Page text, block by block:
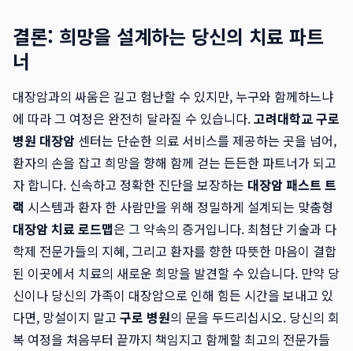
결론: 희망을 설계하는 당신의 치료 파트
너
대장암과의 싸움은 길고 험난할 수 있지만, 누구와 함께하느냐
에 따라 그 여정은 완전히 달라질 수 있습니다.고려대학교 구로
병원 대장암 센터는 단순한 의료 서비스를 제공하는 곳을 넘어,
환자의 손을 잡고 희망을 향해 함께 걷는 든든한 파트너가 되고
자 합니다. 신속하고 정확한 진단을 보장하는 대장암 패스트 트
랙 시스템과 환자 한 사람만을 위해 정밀하게 설계되는 맞춤형
대장암 치료 로드맵은 그 약속의 증거입니다. 최첨단 기술과 다
학제 전문가들의 지혜, 그리고 환자를 향한 따뜻한 마음이 결합
된 이곳에서 치료의 새로운 희망을 발견할 수 있습니다. 만약 당
신이나 당신의 가족이 대장암으로 인해 힘든 시간을 보내고 있
다면, 망설이지 말고 구로 병원의 문을 두드리십시오. 당신의 회
복 여정을 처음부터 끝까지 책임지고 함께할 최고의 전문가들